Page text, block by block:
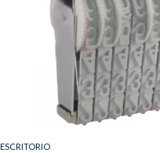
ESCRITORIO